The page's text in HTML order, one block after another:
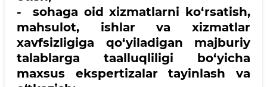
- sohaga oid xizmatlarni ko‘rsatish,
mahsulot, ishlar va xizmatlar
xavfsizligiga qo‘yiladigan majburiy
talablarga taalluqliligi bo‘yicha
maxsus ekspertizalar tayinlash va